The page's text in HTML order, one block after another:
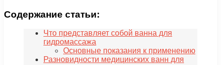
Содержание статьи:
Что представляет собой ванна для
гидромассажа
Основные показания к применению
Разновидности медицинских ванн для